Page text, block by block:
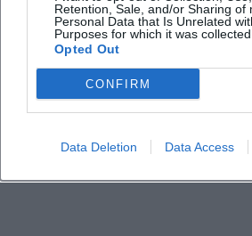
Retention, Sale, and/or Sharing of
Personal Data that Is Unrelated
Purposes for which it was collected.
Opted Out
CONFIRM
Data Deletion Data Access